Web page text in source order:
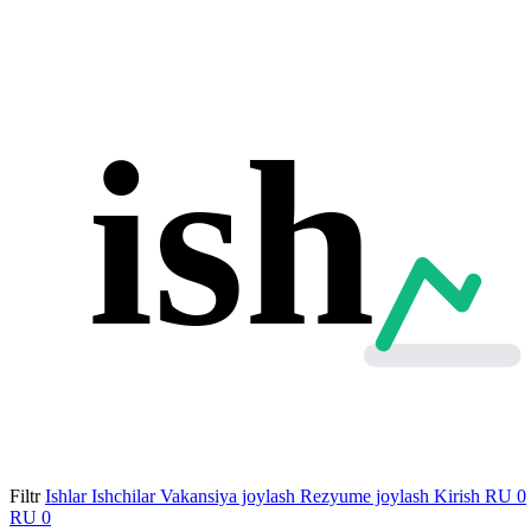
ish
Filtr Ishlar Ishchilar Vakansiya joylash Rezyume joylash Kirish RU 0
RU 0